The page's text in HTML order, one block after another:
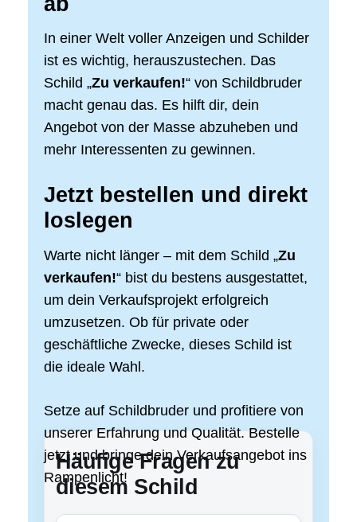
In einer Welt voller Anzeigen und Schilder
ist es wichtig, herauszustechen. Das
Schild „Zu verkaufen!“ von Schildbruder
macht genau das. Es hilft dir, dein
Angebot von der Masse abzuheben und
mehr Interessenten zu gewinnen.
Jetzt bestellen und direkt
loslegen
Warte nicht länger – mit dem Schild „Zu
verkaufen!“ bist du bestens ausgestattet,
um dein Verkaufsprojekt erfolgreich
umzusetzen. Ob für private oder
geschäftliche Zwecke, dieses Schild ist
die ideale Wahl.
Setze auf Schildbruder und profitiere von
unserer Erfahrung und Qualität. Bestelle
jetzt und bringe dein Verkaufsangebot ins
Rampenlicht!
Häufige Fragen zu
diesem Schild